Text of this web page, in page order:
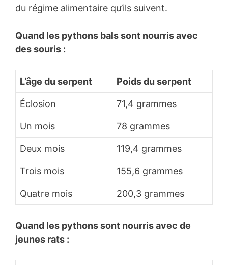
du régime alimentaire qu’ils suivent.
Quand les pythons bals sont nourris avec
des souris :
L’âge du serpent Poids du serpent
Éclosion 71,4 grammes
Un mois 78 grammes
Deux mois 119,4 grammes
Trois mois 155,6 grammes
Quatre mois 200,3 grammes
Quand les pythons sont nourris avec de
jeunes rats :